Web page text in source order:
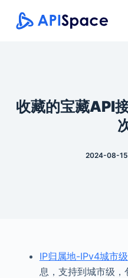
跳
过
收藏的宝藏API
2024-08-15
IP归属地-IPv4城市级
息，支持到城市级